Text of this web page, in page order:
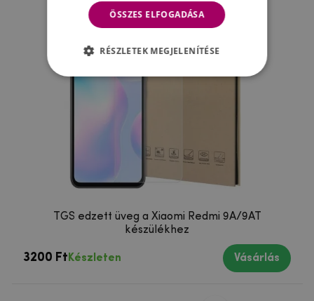
TGS edzett üveg a Xiaomi Redmi 9A/9AT
készülékhez
3200 Ft Készleten Vásárlás
ÖSSZES ELFOGADÁSA
RÉSZLETEK MEGJELENÍTÉSE